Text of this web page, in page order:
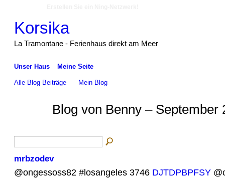
Korsika
La Tramontane - Ferienhaus direkt am Meer
Unser Haus Meine Seite
Alle Blog-Beiträge Mein Blog
Blog von Benny –
mrbzodev
@ongessoss82 #losangeles 3746 DJTDPBPFSY